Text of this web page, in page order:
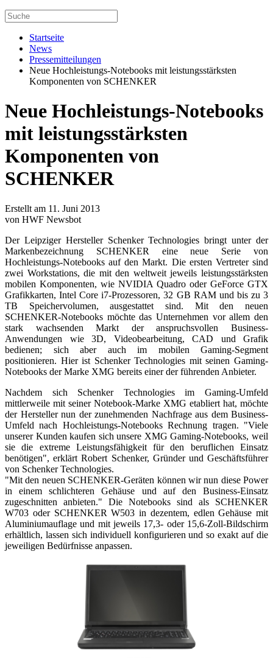
Startseite
News
Pressemitteilungen
Neue Hochleistungs-Notebooks mit leistungsstärksten
Komponenten von SCHENKER
Neue Hochleistungs-Notebooks
mit leistungsstärksten
Komponenten von
SCHENKER
Erstellt am 11. Juni 2013
von HWF Newsbot
Der Leipziger Hersteller Schenker Technologies bringt unter der
Markenbezeichnung SCHENKER eine neue Serie von
Hochleistungs-Notebooks auf den Markt. Die ersten Vertreter sind
zwei Workstations, die mit den weltweit jeweils leistungsstärksten
mobilen Komponenten, wie NVIDIA Quadro oder GeForce GTX
Grafikkarten, Intel Core i7-Prozessoren, 32 GB RAM und bis zu 3
TB Speichervolumen, ausgestattet sind. Mit den neuen
SCHENKER-Notebooks möchte das Unternehmen vor allem den
stark wachsenden Markt der anspruchsvollen Business-
Anwendungen wie 3D, Videobearbeitung, CAD und Grafik
bedienen; sich aber auch im mobilen Gaming-Segment
positionieren. Hier ist Schenker Technologies mit seinen Gaming-
Notebooks der Marke XMG bereits einer der führenden Anbieter.
Nachdem sich Schenker Technologies im Gaming-Umfeld
mittlerweile mit seiner Notebook-Marke XMG etabliert hat, möchte
der Hersteller nun der zunehmenden Nachfrage aus dem Business-
Umfeld nach Hochleistungs-Notebooks Rechnung tragen. "Viele
unserer Kunden kaufen sich unsere XMG Gaming-Notebooks, weil
sie die extreme Leistungsfähigkeit für den beruflichen Einsatz
benötigen", erklärt Robert Schenker, Gründer und Geschäftsführer
von Schenker Technologies.
"Mit den neuen SCHENKER-Geräten können wir nun diese Power
in einem schlichteren Gehäuse und auf den Business-Einsatz
zugeschnitten anbieten." Die Notebooks sind als SCHENKER
W703 oder SCHENKER W503 in dezentem, edlen Gehäuse mit
Aluminiumauflage und mit jeweils 17,3- oder 15,6-Zoll-Bildschirm
erhältlich, lassen sich individuell konfigurieren und so exakt auf die
jeweiligen Bedürfnisse anpassen.